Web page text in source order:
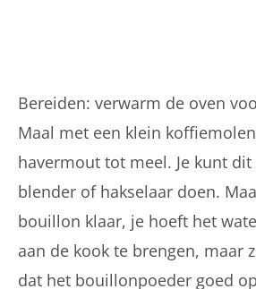
Bereiden: verwarm de oven
Maal met een klein
havermout tot meel. Je kunt
blender of hakselaar doen.
bouillon klaar, je hoeft het
aan de kook te brengen, maar
dat het bouillonpoeder goed